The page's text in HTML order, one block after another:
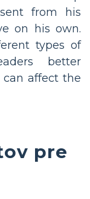
from his
on his own.
types of
better
affect the
pre